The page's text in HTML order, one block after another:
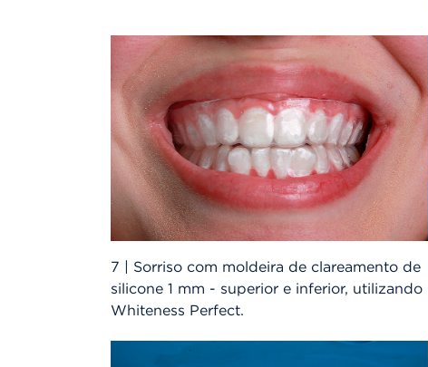
7 | Sorriso com moldeira de clareamento de
silicone 1 mm - superior e inferior, utilizando
Whiteness Perfect.